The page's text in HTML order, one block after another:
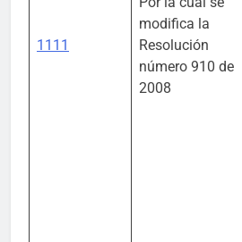
1111
modifica la
Resolución
número 910 de
2008